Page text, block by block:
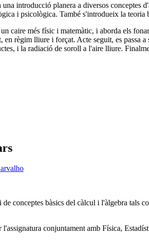
una introducció planera a diversos conceptes
i psicològica. També s'introdueix la teoria
caire més físic i matemàtic, i aborda els
en règim lliure i forçat. Acte seguit, es passa
i la radiació de soroll a l'aire lliure.
conceptes bàsics del càlcul i l'àlgebra tals
l'assignatura conjuntament amb Física,